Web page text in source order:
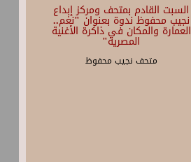
السبت القادم بمتحف ومركز إبداع
نجيب محفوظ ندوة بعنوان "نغم..
العمارة والمكان في ذاكرة الأغنية
المصرية"
متحف نجيب محفوظ